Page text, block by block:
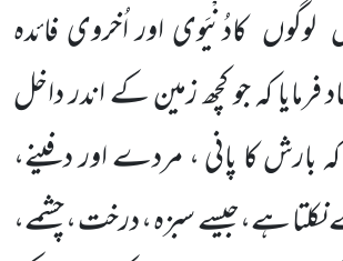
کادُنْیَوی اور اُخروی فائدہ
فرمایا کہ جو کچھ زمین کے اندر داخل
بارش کا پانی ، مردے اور دفینے،
نکلتا ہے،جیسے سبزہ ، درخت ، چشمے،